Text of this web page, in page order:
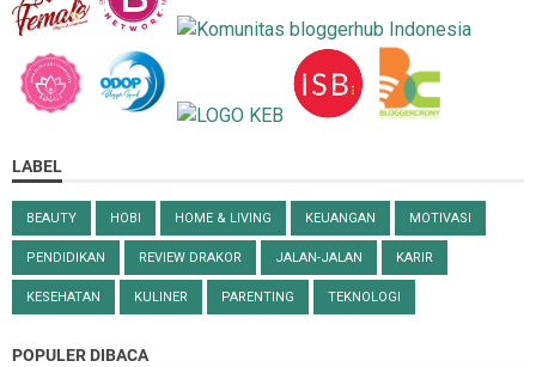
LABEL
BEAUTY HOBI HOME & LIVING KEUANGAN MOTIVASI
PENDIDIKAN REVIEW DRAKOR JALAN-JALAN KARIR
KESEHATAN KULINER PARENTING TEKNOLOGI
POPULER DIBACA